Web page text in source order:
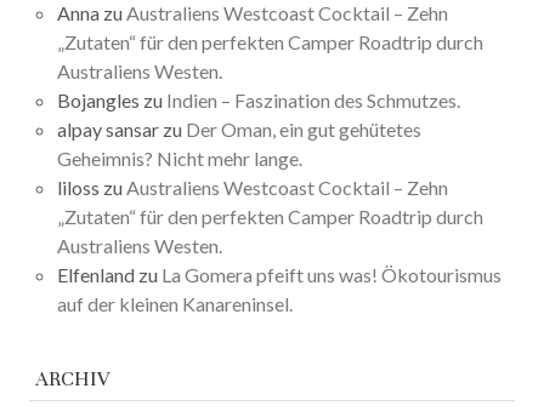
Anna zuAustraliens Westcoast Cocktail – Zehn
„Zutaten“ für den perfekten Camper Roadtrip durch
Australiens Westen.
Bojangles zu Indien – Faszination des Schmutzes.
alpay sansar zu Der Oman, ein gut gehütetes
Geheimnis? Nicht mehr lange.
liloss zuAustraliens Westcoast Cocktail – Zehn
„Zutaten“ für den perfekten Camper Roadtrip durch
Australiens Westen.
Elfenland zu La Gomera pfeift uns was! Ökotourismus
auf der kleinen Kanareninsel.
ARCHIV